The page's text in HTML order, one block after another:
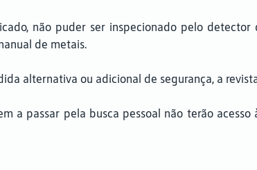
não puder ser inspecionado pelo
de metais.
alternativa ou adicional de segurança, a
a passar pela busca pessoal não terão